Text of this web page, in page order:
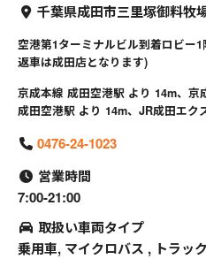
千葉県成田市三里塚御料牧
空港第1ターミナルビル到着ロビー
返車は成田店となります)
京成本線 成田空港駅 より 14m、京
成田空港駅 より 14m、JR成田エク
0476-24-1023
営業時間
7:00-21:00
取扱い車両タイプ
乗用車, マイクロバス , トラック